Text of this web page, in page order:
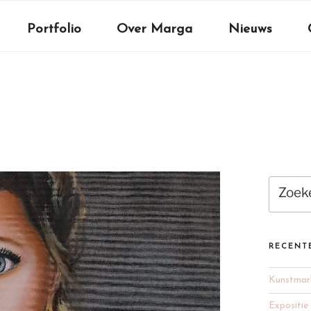
Portfolio Over Marga Nieuws
naar:
Expositie